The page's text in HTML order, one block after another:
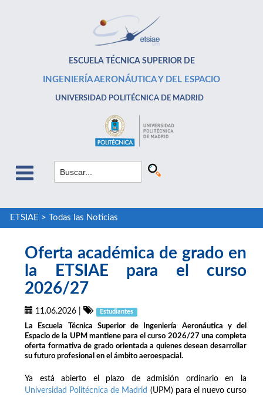
ESCUELA TÉCNICA SUPERIOR DE
INGENIERÍA AERONÁUTICA Y DEL ESPACIO
UNIVERSIDAD POLITÉCNICA DE MADRID
ETSIAE > Todas las Noticias
Oferta académica de grado en
la ETSIAE para el curso
2026/27
11.06.2026 Estudiantes
La Escuela Técnica Superior de Ingeniería Aeronáutica y del
Espacio de la UPM mantiene para el curso 2026/27 una completa
oferta formativa de grado orientada a quienes desean desarrollar
su futuro profesional en el ámbito aeroespacial.
Ya está abierto el plazo de admisión ordinario en la
Universidad Politécnica de Madrid (UPM) para el nuevo curso